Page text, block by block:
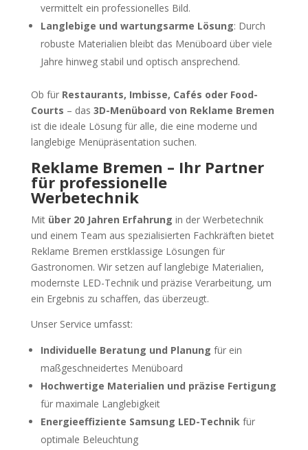
vermittelt ein professionelles Bild.
Langlebige und wartungsarme Lösung: Durch
robuste Materialien bleibt das Menüboard über viele
Jahre hinweg stabil und optisch ansprechend.
Ob für Restaurants, Imbisse, Cafés oder Food-
Courts – das 3D-Menüboard von Reklame Bremen
ist die ideale Lösung für alle, die eine moderne und
langlebige Menüpräsentation suchen.
Reklame Bremen – Ihr Partner
für professionelle
Werbetechnik
Mit über 20 Jahren Erfahrung in der Werbetechnik
und einem Team aus spezialisierten Fachkräften bietet
Reklame Bremen erstklassige Lösungen für
Gastronomen. Wir setzen auf langlebige Materialien,
modernste LED-Technik und präzise Verarbeitung, um
ein Ergebnis zu schaffen, das überzeugt.
Unser Service umfasst:
Individuelle Beratung und Planung für ein
maßgeschneidertes Menüboard
Hochwertige Materialien und präzise Fertigung
für maximale Langlebigkeit
Energieeffiziente Samsung LED-Technikfür
optimale Beleuchtung